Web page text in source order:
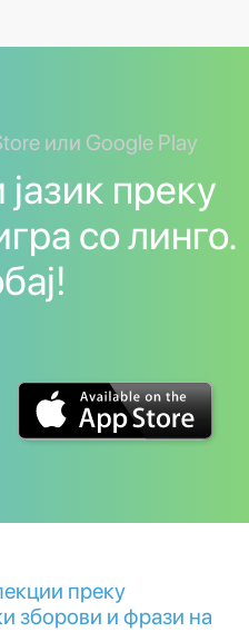
или Google Play
преку
со линго.
преку
зборови и фрази на